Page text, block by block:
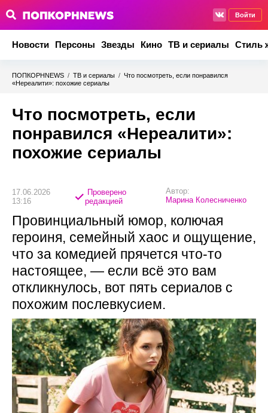
Войти
Новости Персоны Звезды Кино ТВ и сериалы Стиль
ПОПКОРНNEWS / ТВ и сериалы / Что посмотреть, если понравился
«Нереалити»: похожие сериалы
Что посмотреть, если
понравился «Нереалити»:
похожие сериалы
17.06.2026
13:16
Проверено
редакцией
Автор:
Марина Колесниченко
Провинциальный юмор, колючая
героиня, семейный хаос и ощущение,
что за комедией прячется что-то
настоящее, — если всё это вам
откликнулось, вот пять сериалов с
похожим послевкусием.